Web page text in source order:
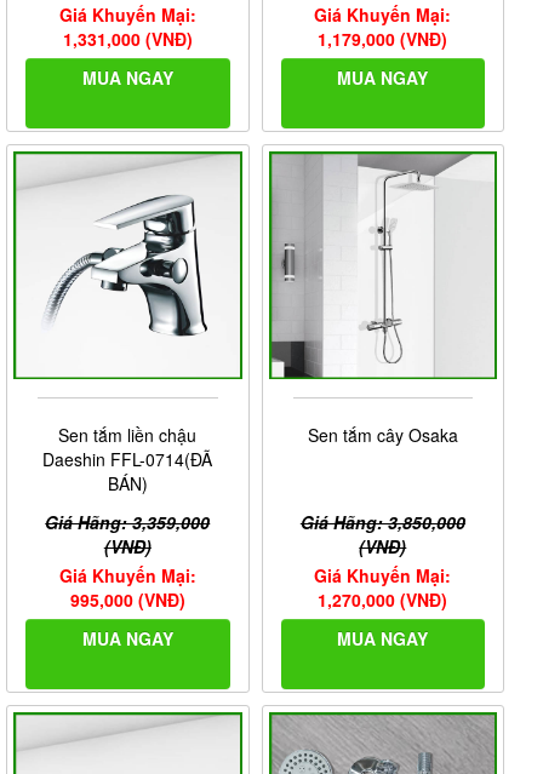
Giá Khuyến Mại:
1,331,000 (VNĐ)
MUA NGAY
Giá Khuyến Mại:
1,179,000 (VNĐ)
MUA NGAY
Sen tắm liền chậu
Daeshin FFL-0714(ĐÃ
BÁN)
Giá Hãng: 3,359,000
(VNĐ)
Giá Khuyến Mại:
995,000 (VNĐ)
MUA NGAY
Sen tắm cây Osaka
Giá Hãng: 3,850,000
(VNĐ)
Giá Khuyến Mại:
1,270,000 (VNĐ)
MUA NGAY